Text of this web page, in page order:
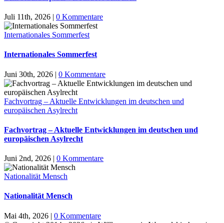
Juli 11th, 2026 | 0 Kommentare
Internationales Sommerfest
Internationales Sommerfest
Juni 30th, 2026 | 0 Kommentare
Fachvortrag – Aktuelle Entwicklungen im deutschen und
europäischen Asylrecht
Fachvortrag – Aktuelle Entwicklungen im deutschen und
europäischen Asylrecht
Juni 2nd, 2026 | 0 Kommentare
Nationalität Mensch
Nationalität Mensch
Mai 4th, 2026 | 0 Kommentare